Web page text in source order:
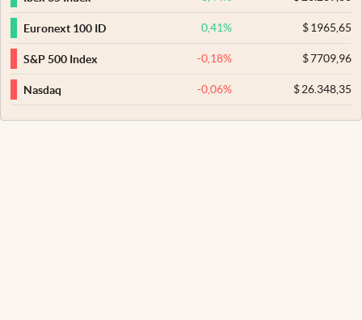
Euronext 100 ID 0,41% $1965,65
S&P 500 Index -0,18% $7709,96
Nasdaq -0,06% $26.348,35